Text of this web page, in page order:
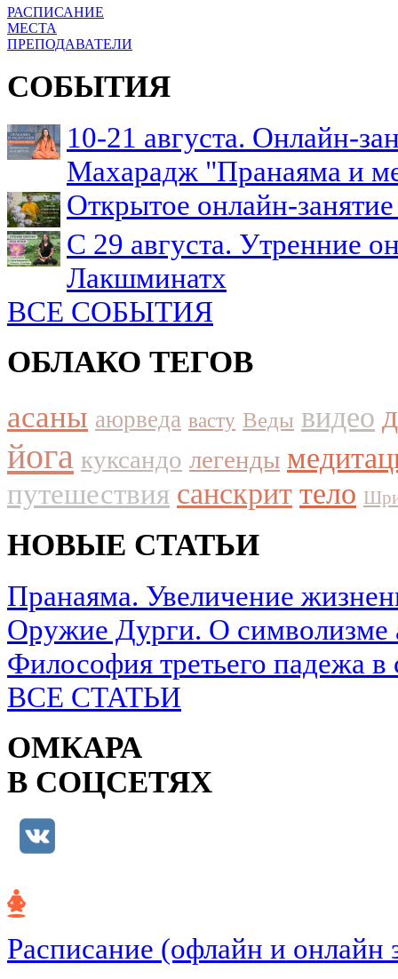
РАСПИСАНИЕ
МЕСТА
ПРЕПОДАВАТЕЛИ
СОБЫТИЯ
10-21 августа. Онлайн-
Махарадж "Пранаяма и
Открытое онлайн-
С 29 августа. Утренние
Лакшминатх
ВСЕ СОБЫТИЯ
ОБЛАКО ТЕГОВ
асаны аюрведа васту Веды видео
йога куксандо легенды
путешествия санскрит тело
НОВЫЕ СТАТЬИ
Пранаяма. Увеличение
Оружие Дурги. О символизме
Философия третьего падежа в
ВСЕ СТАТЬИ
ОМКАРА
В СОЦСЕТЯХ
Расписание (офлайн и онлайн